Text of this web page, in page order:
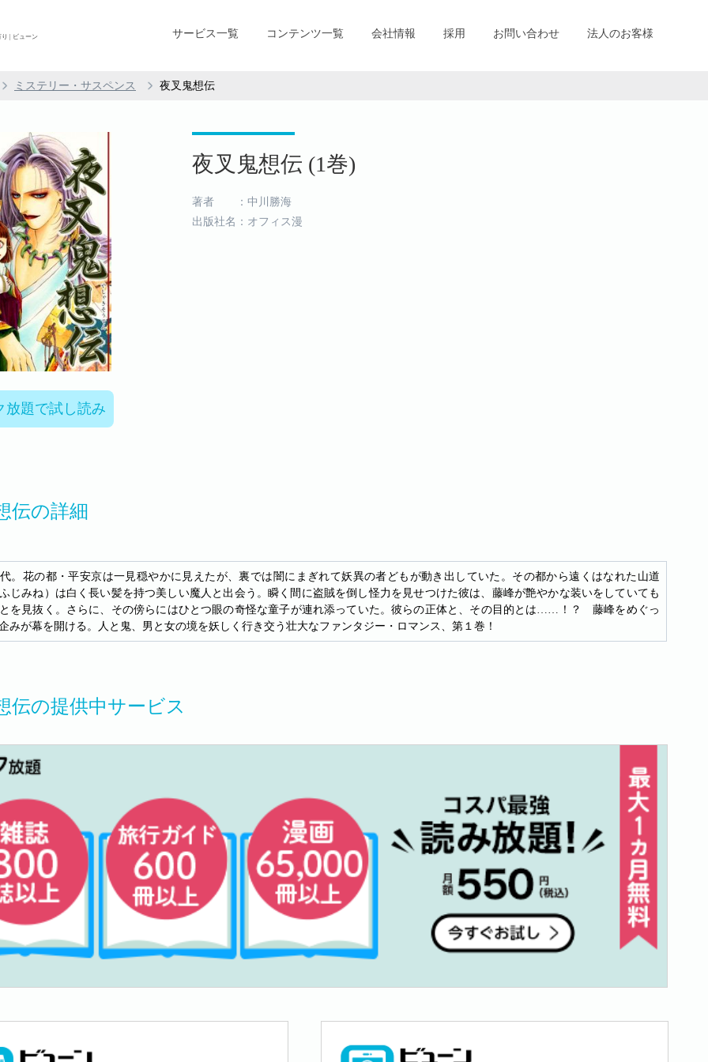
| ビューン サービス一覧 コンテンツ一覧 会社情報 採用 お問い合わせ 法人のお客様
ミステリー・サスペンス 夜叉鬼想伝
放題で試し読み
夜叉鬼想伝 (1巻)
著者 ：中川勝海
出版社名：オフィス漫
伝の詳細
。花の都・平安京は一見穏やかに見えたが、裏では闇にまぎれて妖異の者どもが動き出していた。その都から遠くはなれた山道
じみね）は白く長い髪を持つ美しい魔人と出会う。瞬く間に盗賊を倒し怪力を見せつけた彼は、藤峰が艶やかな装いをしていても
を見抜く。さらに、その傍らにはひとつ眼の奇怪な童子が連れ添っていた。彼らの正体と、その目的とは……！？ 藤峰をめぐっ
みが幕を開ける。人と鬼、男と女の境を妖しく行き交う壮大なファンタジー・ロマンス、第１巻！
伝の提供中サービス